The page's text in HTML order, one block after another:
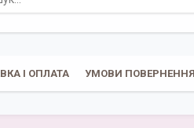
І ОПЛАТА УМОВИ ПОВЕРНЕННЯ